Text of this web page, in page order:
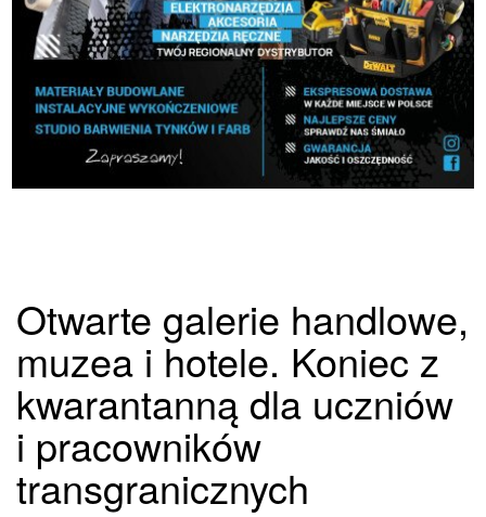
Otwarte galerie handlowe,
muzea i hotele. Koniec z
kwarantanną dla uczniów
i pracowników
transgranicznych